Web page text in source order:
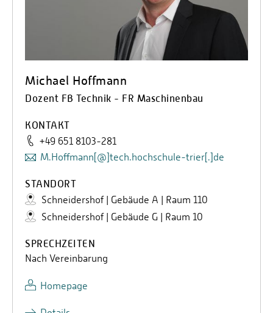
Michael Hoffmann
Dozent FB Technik - FR Maschinenbau
KONTAKT
+49 651 8103-281
M.Hoffmann[@]tech.hochschule-trier[.]de
STANDORT
Schneidershof | Gebäude A | Raum 110
Schneidershof | Gebäude G | Raum 10
SPRECHZEITEN
Nach Vereinbarung
Homepage